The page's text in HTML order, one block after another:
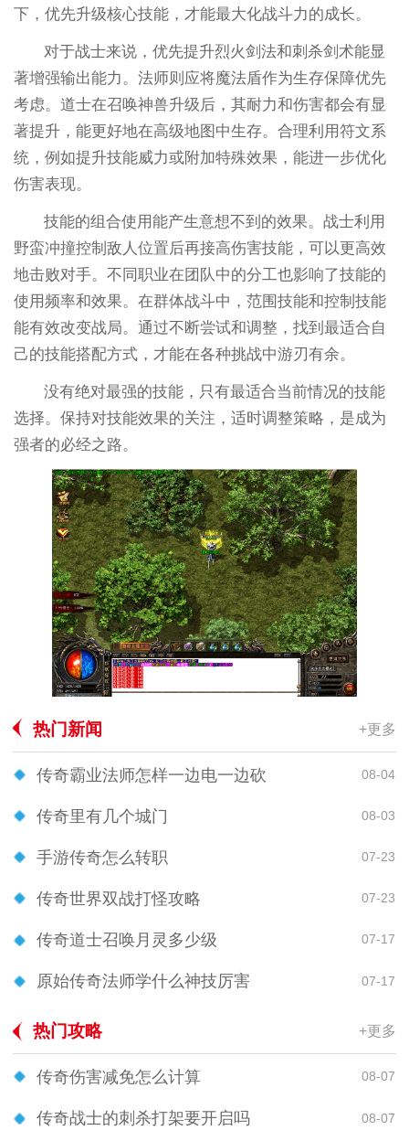
下，优先升级核心技能，才能最大化战斗力的成长。
对于战士来说，优先提升烈火剑法和刺杀剑术能显
著增强输出能力。法师则应将魔法盾作为生存保障优先
考虑。道士在召唤神兽升级后，其耐力和伤害都会有显
著提升，能更好地在高级地图中生存。合理利用符文系
统，例如提升技能威力或附加特殊效果，能进一步优化
伤害表现。
技能的组合使用能产生意想不到的效果。战士利用
野蛮冲撞控制敌人位置后再接高伤害技能，可以更高效
地击败对手。不同职业在团队中的分工也影响了技能的
使用频率和效果。在群体战斗中，范围技能和控制技能
能有效改变战局。通过不断尝试和调整，找到最适合自
己的技能搭配方式，才能在各种挑战中游刃有余。
没有绝对最强的技能，只有最适合当前情况的技能
选择。保持对技能效果的关注，适时调整策略，是成为
强者的必经之路。
热门新闻 +更多
传奇霸业法师怎样一边电一边砍 08-04
传奇里有几个城门 08-03
手游传奇怎么转职 07-23
传奇世界双战打怪攻略 07-23
传奇道士召唤月灵多少级 07-17
原始传奇法师学什么神技厉害 07-17
热门攻略 +更多
传奇伤害减免怎么计算 08-07
传奇战士的刺杀打架要开启吗 08-07